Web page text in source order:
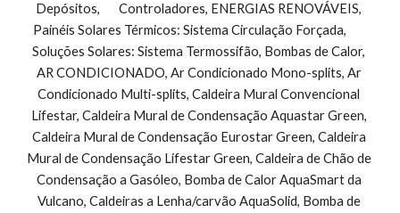
Depósitos,       Controladores, ENERGIAS RENOVÁVEIS,
Painéis Solares Térmicos: Sistema Circulação Forçada,
Soluções Solares: Sistema Termossifão, Bombas de Calor,
AR CONDICIONADO, Ar Condicionado Mono-splits, Ar
Condicionado Multi-splits, Caldeira Mural Convencional
Lifestar, Caldeira Mural de Condensação Aquastar Green,
Caldeira Mural de Condensação Eurostar Green, Caldeira
Mural de Condensação Lifestar Green, Caldeira de Chão de
Condensação a Gasóleo, Bomba de Calor AquaSmart da
Vulcano, Caldeiras a Lenha/carvão AquaSolid, Bomba de